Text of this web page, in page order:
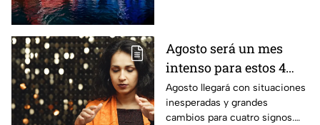
Agosto será un mes
intenso para estos 4
signos del zodiaco
Agosto llegará con situaciones
inesperadas y grandes
cambios para cuatro signos.